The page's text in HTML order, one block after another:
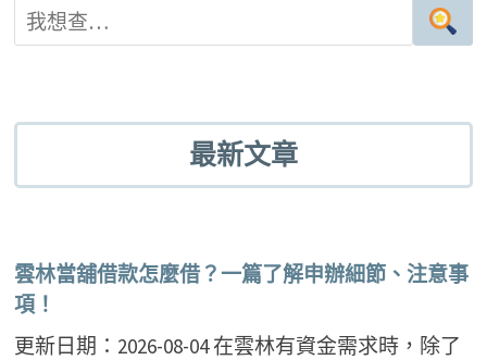
覽
最新文章
雲林當舖借款怎麼借？一篇了解申辦細節、注意事
項！
更新日期：2026-08-04 在雲林有資金需求時，除了